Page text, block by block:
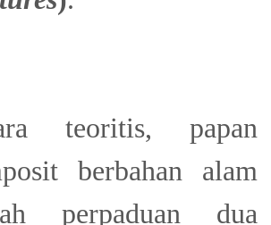
teoritis, papan
berbahan alam
perpaduan dua